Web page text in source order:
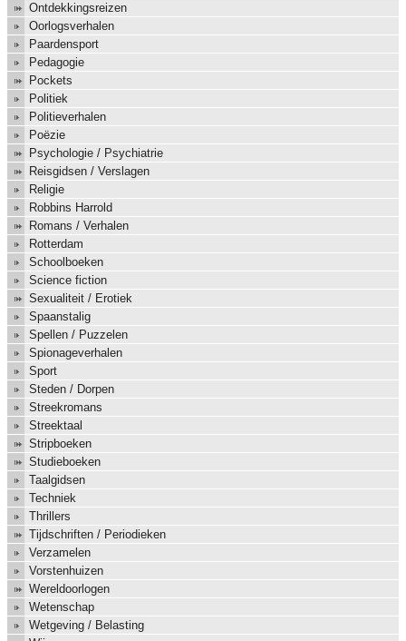
Ontdekkingsreizen
Oorlogsverhalen
Paardensport
Pedagogie
Pockets
Politiek
Politieverhalen
Poëzie
Psychologie / Psychiatrie
Reisgidsen / Verslagen
Religie
Robbins Harrold
Romans / Verhalen
Rotterdam
Schoolboeken
Science fiction
Sexualiteit / Erotiek
Spaanstalig
Spellen / Puzzelen
Spionageverhalen
Sport
Steden / Dorpen
Streekromans
Streektaal
Stripboeken
Studieboeken
Taalgidsen
Techniek
Thrillers
Tijdschriften / Periodieken
Verzamelen
Vorstenhuizen
Wereldoorlogen
Wetenschap
Wetgeving / Belasting